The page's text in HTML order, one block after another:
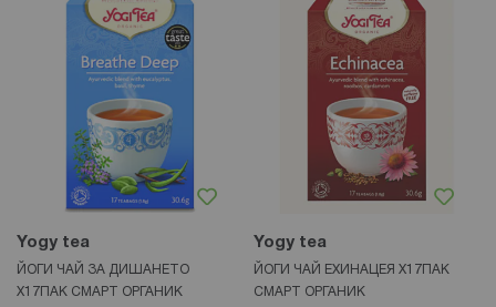
Yogy tea
ЙОГИ ЧАЙ ЗА ДИШАНЕТО
X17ПАК СМАРТ ОРГАНИК
Yogy tea
ЙОГИ ЧАЙ ЕХИНАЦЕЯ X17ПАК
СМАРТ ОРГАНИК